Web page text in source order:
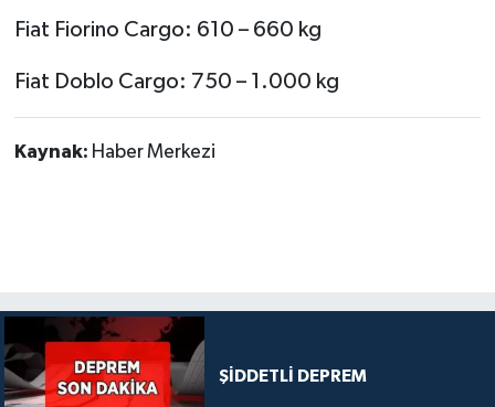
Fiat Fiorino Cargo: 610 – 660 kg
Fiat Doblo Cargo: 750 – 1.000 kg
Kaynak: Haber Merkezi
ŞİDDETLİ DEPREM